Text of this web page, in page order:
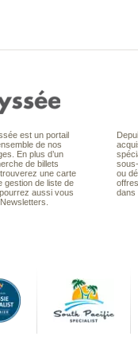
est un portail
de nos
En plus d’un
de billets
une carte
gestion de liste de
aussi vous
ou
dans